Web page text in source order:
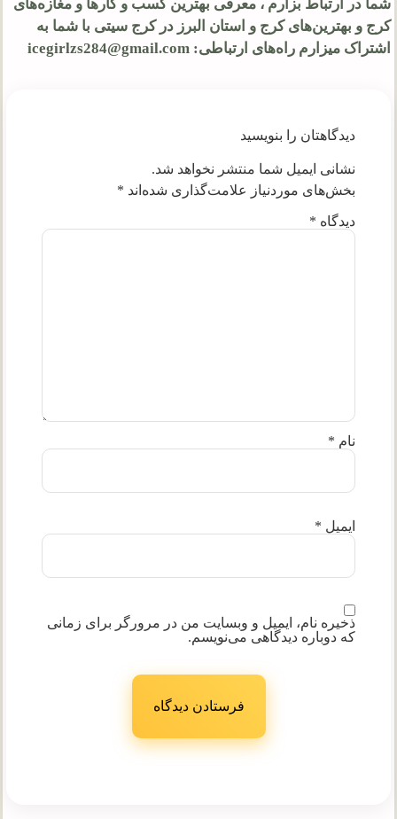
شما در ارتباط بزارم ، معرفی بهترین کسب و کارها و مغازه‌های
کرج و بهترین‌های کرج و استان البرز در کرج سیتی با شما به
اشتراک میزارم راه‌های ارتباطی: icegirlzs284@gmail.com
دیدگاهتان را بنویسید
نشانی ایمیل شما منتشر نخواهد شد.
بخش‌های موردنیاز علامت‌گذاری شده‌اند *
دیدگاه *
نام *
ایمیل *
ذخیره نام، ایمیل و وبسایت من در مرورگر برای زمانی
که دوباره دیدگاهی می‌نویسم.